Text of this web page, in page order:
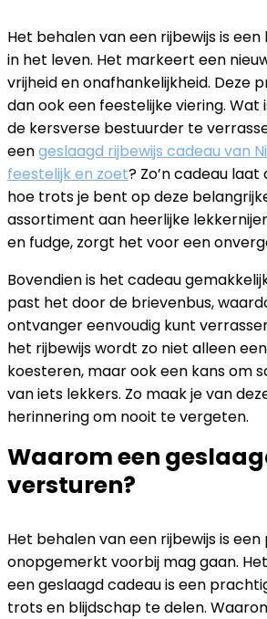
Het behalen van een rijbewijs is
in het leven. Het markeert een
vrijheid en onafhankelijkheid. Deze
dan ook een feestelijke viering. Wat
de kersverse bestuurder te
eengeslaagd rijbewijs cadeau van
feestelijk en zoet? Zo’n cadeau
hoe trots je bent op deze
assortiment aan heerlijke
en fudge, zorgt het voor een
Bovendien is het cadeau
past het door de brievenbus,
ontvanger eenvoudig kunt
het rijbewijs wordt zo niet alleen
koesteren, maar ook een kans om
van iets lekkers. Zo maak je van
herinnering om nooit te vergeten.
Waarom een
versturen?
Het behalen van een rijbewijs is
onopgemerkt voorbij mag gaan.
een geslaagd cadeau is een
trots en blijdschap te delen.